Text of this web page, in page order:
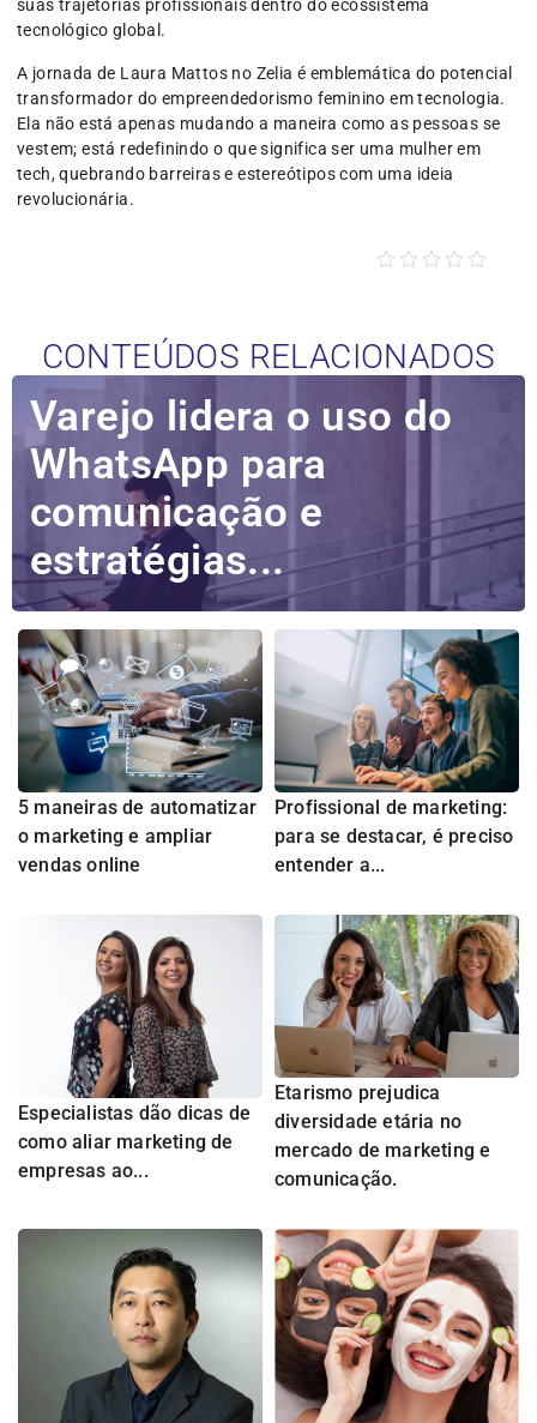
suas trajetórias profissionais dentro do ecossistema
tecnológico global.
A jornada de Laura Mattos no Zelia é emblemática do potencial
transformador do empreendedorismo feminino em tecnologia.
Ela não está apenas mudando a maneira como as pessoas se
vestem; está redefinindo o que significa ser uma mulher em
tech, quebrando barreiras e estereótipos com uma ideia
revolucionária.
CONTEÚDOS RELACIONADOS
Varejo lidera o uso do
WhatsApp para
comunicação e
estratégias...
5 maneiras de automatizar
o marketing e ampliar
vendas online
Profissional de marketing:
para se destacar, é preciso
entender a...
Especialistas dão dicas de
como aliar marketing de
empresas ao...
Etarismo prejudica
diversidade etária no
mercado de marketing e
comunicação.